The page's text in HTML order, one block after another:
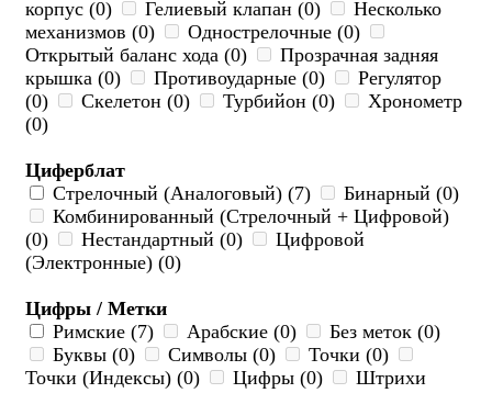
корпус (0)
Гелиевый клапан (0)
Несколько
механизмов (0)
Однострелочные (0)
Открытый баланс хода (0)
Прозрачная задняя
крышка (0)
Противоударные (0)
Регулятор
(0)
Скелетон (0) Турбийон (0)
Хронометр
(0)
Циферблат
Стрелочный (Аналоговый) (7)
Бинарный (0)
Комбинированный (Стрелочный + Цифровой)
(0)
Нестандартный (0)
Цифровой
(Электронные) (0)
Цифры / Метки
Римские (7)
Арабские (0)
Без меток (0)
Буквы (0)
Символы (0)
Точки (0)
Точки (Индексы) (0)
Цифры (0)
Штрихи